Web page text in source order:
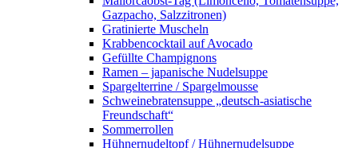
Gazpacho, Salzzitronen)
Gratinierte Muscheln
Krabbencocktail auf Avocado
Gefüllte Champignons
Ramen – japanische Nudelsuppe
Spargelterrine / Spargelmousse
Schweinebratensuppe „deutsch-asiatische
Freundschaft“
Sommerrollen
Hühnernudeltopf / Hühnernudelsuppe